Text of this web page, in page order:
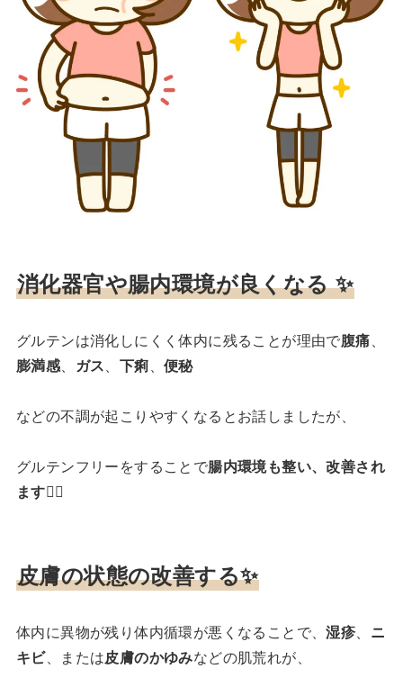
消化器官や腸内環境が良くなる✨
グルテンは消化しにくく体内に残ることが理由で腹痛、
膨満感、 ガス、 下痢、 便秘
などの不調が起こりやすくなるとお話しましたが、
グルテンフリーをすることで腸内環境も整い、改善され
ます🧑‍⚕️
皮膚の状態の改善する✨
体内に異物が残り体内循環が悪くなることで、湿疹、 ニ
キビ、または皮膚のかゆみなどの肌荒れが、